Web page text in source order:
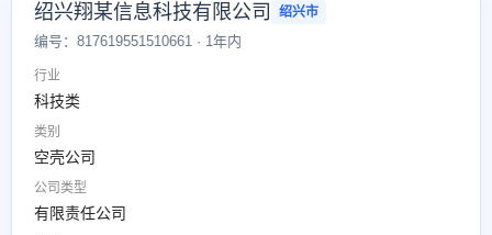
绍兴翔某信息科技有限公司 绍兴市
编号：817619551510661 · 1年内
行业
科技类
类别
空壳公司
公司类型
有限责任公司